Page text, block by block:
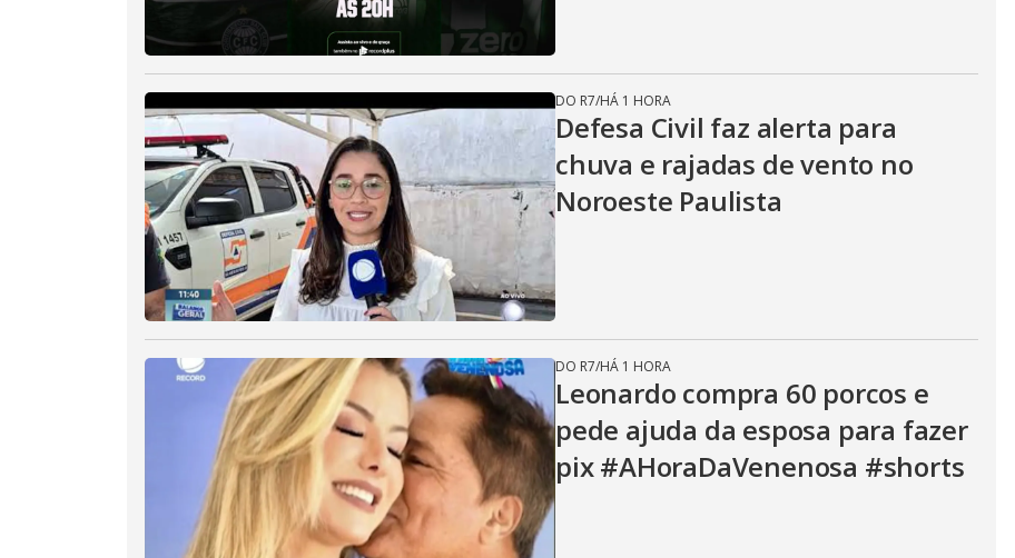
DO R7/HÁ 1 HORA
Defesa Civil faz alerta para
chuva e rajadas de vento no
Noroeste Paulista
DO R7/HÁ 1 HORA
Leonardo compra 60 porcos e
pede ajuda da esposa para fazer
pix #AHoraDaVenenosa #shorts